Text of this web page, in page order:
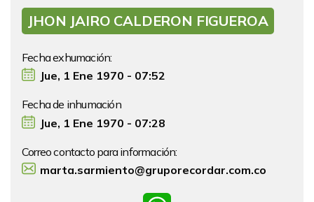
JHON JAIRO CALDERON FIGUEROA
Fecha exhumación:
Jue, 1 Ene 1970 - 07:52
Fecha de inhumación
Jue, 1 Ene 1970 - 07:28
Correo contacto para información:
marta.sarmiento@gruporecordar.com.co